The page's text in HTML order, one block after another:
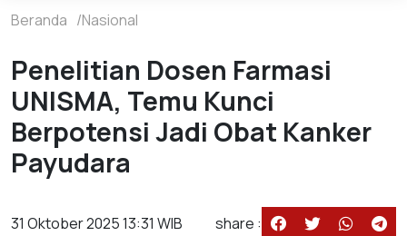
Beranda Nasional
Penelitian Dosen Farmasi
UNISMA, Temu Kunci
Berpotensi Jadi Obat Kanker
Payudara
31 Oktober 2025 13:31 WIB share :